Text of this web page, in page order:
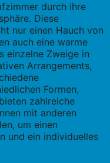
durch ihre
Diese
nur einen Hauch von
auch eine warme
einzelne Zweige in
Arrangements,
Formen,
zahlreiche
mit anderen
um einen
und ein individuelles